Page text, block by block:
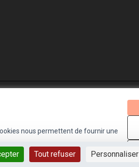
Tout refuser Personnaliser
nous permettent de fournir une